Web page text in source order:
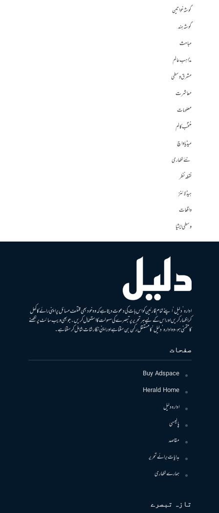
گوشہ خواتین
گوشہ ہند
مباحث
مذاہب عالم
مشرق وسطی
معاشرت
معلومات
منتخب کالم
میڈیا واچ
نئے لکھاری
نقطہ نظر
ہیڈلائنز
واقعات
وسطی ایشیا
ادارہ ’دلیل‘ اپنے تمام قارئین کو اس بات کی دعوت دیتا ہے کہ وہ خود بھی مختلف مسائل پر اپنی رائے کا کھل
کر اظہار کریں اور اس کے لیے ہر تحریر پر تبصرے کی سہولت کا استعمال کریں۔ جو بھی ویب سائٹ پر لکھنے
کا متمنی ہو، وہ ادارہ ’دلیل‘ کا مستقل رکن بن سکتا ہے اور اپنی نگارشات شامل کرسکتا ہے۔
صفحات
Buy Adspace
Herald Home
ادارہ دلیل
پالیسی
مقاصد
ہدایات برائے تحریر
ہمارے لکھاری
تازہ تبصرے